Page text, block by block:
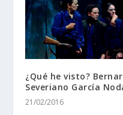
¿Qué he visto?
Severiano García
21/02/2016